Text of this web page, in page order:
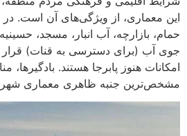
این معماری، از ویژگی‌های آن است.
حمام، بازارچه، آب انبار، مسجد،
جوی آب (برای دسترسی به قنات) قرار
امکانات هنوز پابرجا هستند. بادگیرها،
مشخص‌ترین جنبه ظاهری معماری